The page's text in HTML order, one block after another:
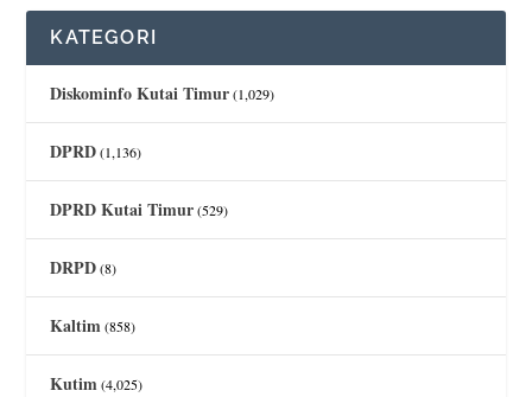
KATEGORI
Diskominfo Kutai Timur(1,029)
DPRD(1,136)
DPRD Kutai Timur(529)
DRPD(8)
Kaltim(858)
Kutim(4,025)